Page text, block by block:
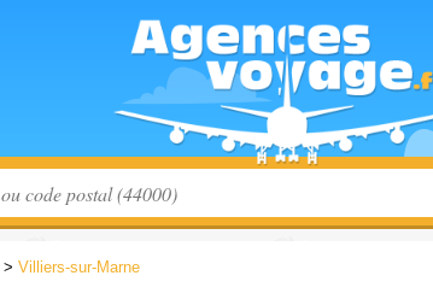
> Villiers-sur-Marne